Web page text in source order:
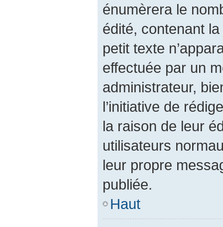
énumèrera le
édité, contenant la
petit texte
effectuée par un
administrateur,
l’initiative de
la raison de leur
utilisateurs
leur propre
publiée.
Haut